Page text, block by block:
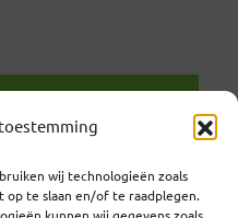
wij technologieën zoals
op te slaan en/of te raadplegen.